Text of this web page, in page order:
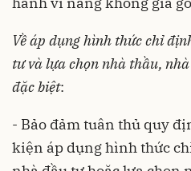
Về áp dụng hình thức chỉ
tư và lựa chọn nhà thầu,
đặc biệt:
- Bảo đảm tuân thủ quy
kiện áp dụng hình thức